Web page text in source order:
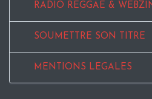
RADIO REGGAE &
SOUMETTRE SON TITRE
MENTIONS LEGALES